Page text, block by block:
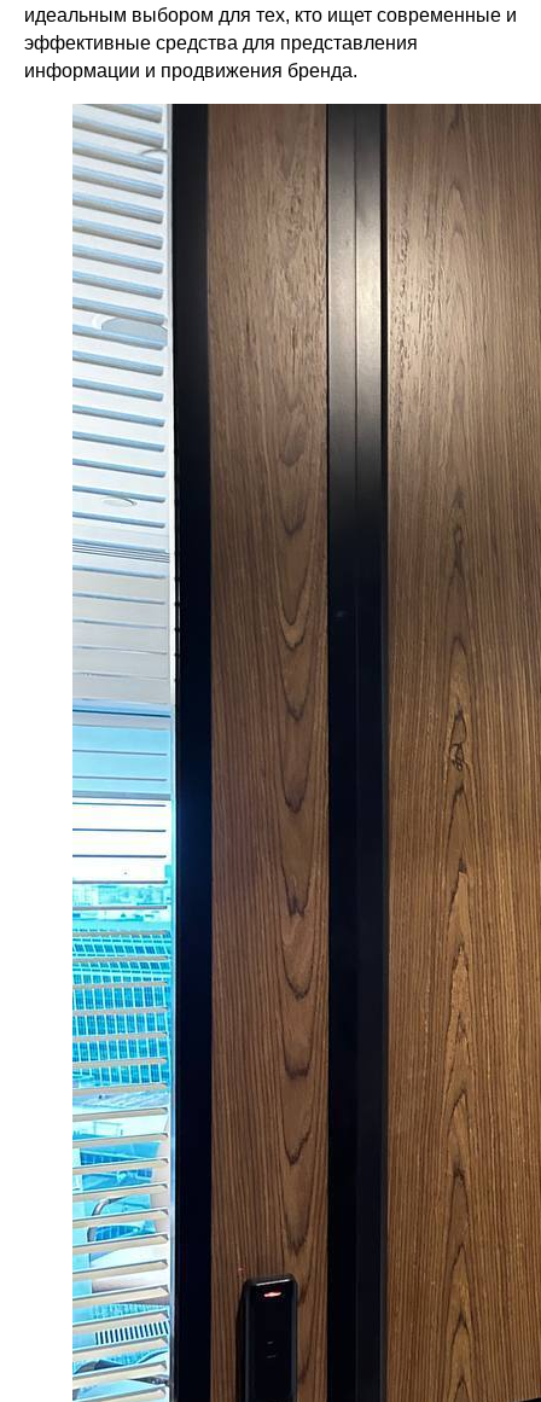
идеальным выбором для тех, кто ищет современные и
эффективные средства для представления
информации и продвижения бренда.